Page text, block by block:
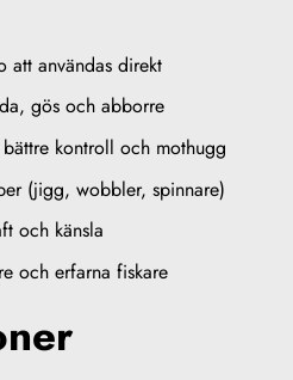
att användas direkt
gös och abborre
kontroll och mothugg
(jigg, wobbler, spinnare)
och känsla
och erfarna fiskare